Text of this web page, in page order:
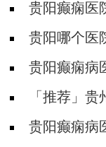
贵阳癫痫医
意什么?
贵阳哪个医
吗？贵阳癫痫病
需要哪些护理
「推荐」
有哪些？
贵阳癫痫病